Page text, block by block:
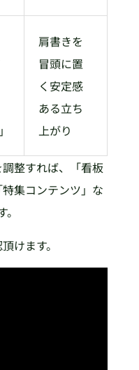
肩書きを
冒頭に置
く安定感
ある立ち
上がり
整すれば、「看板
集コンテンツ」な
けます。